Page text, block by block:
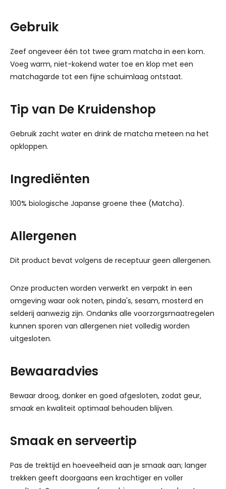
Gebruik
Zeef ongeveer één tot twee gram matcha in een kom.
Voeg warm, niet-kokend water toe en klop met een
matchagarde tot een fijne schuimlaag ontstaat.
Tip van De Kruidenshop
Gebruik zacht water en drink de matcha meteen na het
opkloppen.
Ingrediënten
100% biologische Japanse groene thee (Matcha).
Allergenen
Dit product bevat volgens de receptuur geen allergenen.
Onze producten worden verwerkt en verpakt in een
omgeving waar ook noten, pinda's, sesam, mosterd en
selderij aanwezig zijn. Ondanks alle voorzorgsmaatregelen
kunnen sporen van allergenen niet volledig worden
uitgesloten.
Bewaaradvies
Bewaar droog, donker en goed afgesloten, zodat geur,
smaak en kwaliteit optimaal behouden blijven.
Smaak en serveertip
Pas de trektijd en hoeveelheid aan je smaak aan; langer
trekken geeft doorgaans een krachtiger en voller